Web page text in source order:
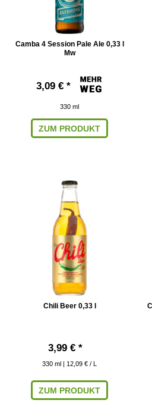
Camba 4 Session Pale Ale 0,33 l
Mw
3,09 € *
330 ml
ZUM PRODUKT
Chili Beer 0,33 l
3,99 € *
330 ml | 12,09 € / L
ZUM PRODUKT